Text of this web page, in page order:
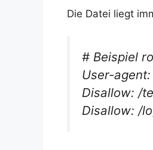
Die Datei liegt
# Beispiel
User-
Disallow: /
Disallow: /